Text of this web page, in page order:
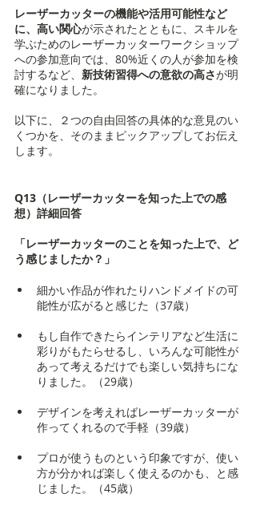
レーザーカッターの機能や活用可能性など
に、高い関心が示されたとともに、スキルを
学ぶためのレーザーカッターワークショップ
への参加意向では、80%近くの人が参加を検
討するなど、 新技術習得への意欲の高さが明
確になりました。
以下に、２つの自由回答の具体的な意見のい
くつかを、そのままピックアップしてお伝え
します。
Q13（レーザーカッターを知った上での感
想）詳細回答
「レーザーカッターのことを知った上で、ど
う感じましたか？」
細かい作品が作れたりハンドメイドの可
能性が広がると感じた（37歳）
もし自作できたらインテリアなど生活に
彩りがもたらせるし、いろんな可能性が
あって考えるだけでも楽しい気持ちにな
りました。（29歳）
デザインを考えればレーザーカッターが
作ってくれるので手軽（39歳）
プロが使うものという印象ですが、使い
方が分かれば楽しく使えるのかも、と感
じました。（45歳）